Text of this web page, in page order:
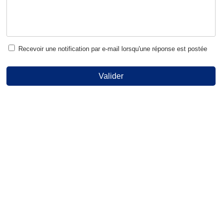
Recevoir une notification par e-mail lorsqu'une réponse est postée
Valider